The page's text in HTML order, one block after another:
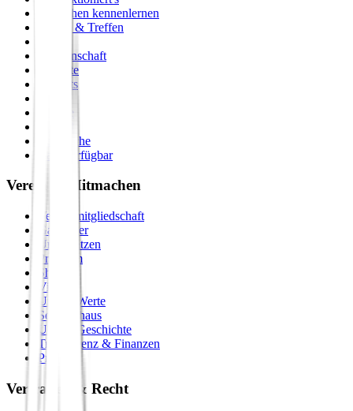
Menschen kennenlernen
Events & Treffen
Gemeinschaft
Formate
Retreats
Galerie
Vergleiche
Bald verfügbar
Verein & Mitmachen
Vereinsmitgliedschaft
Gastgeber
Unterstützen
Premium
Shop
Vision
Unsere Werte
Seminarhaus
Unsere Geschichte
Transparenz & Finanzen
Presse
Vertrauen & Recht